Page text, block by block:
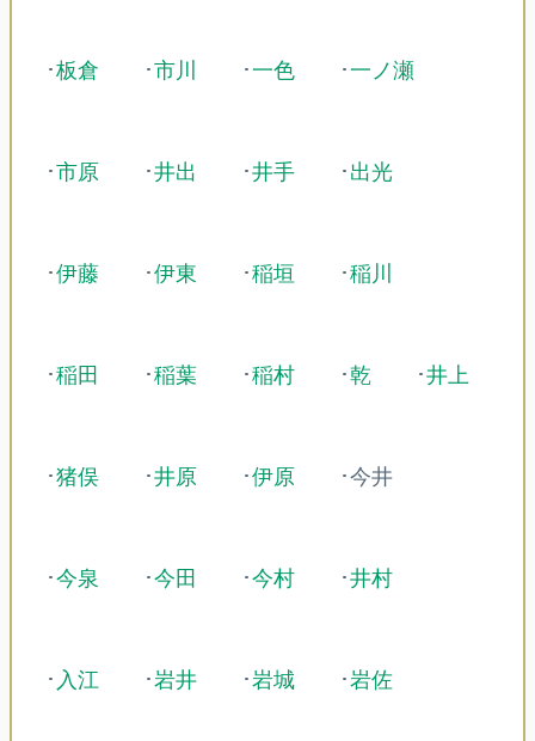
･板倉 ･市川 ･一色 ･一ノ瀬
･市原 ･井出 ･井手 ･出光
･伊藤 ･伊東 ･稲垣 ･稲川
･稲田 ･稲葉 ･稲村 ･乾 ･井上
･猪俣 ･井原 ･伊原 ･今井
･今泉 ･今田 ･今村 ･井村
･ 入江 ･岩井 ･岩城 ･岩佐